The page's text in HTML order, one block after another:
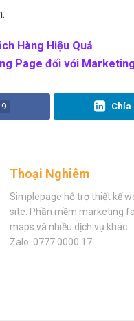
Hàng Hiệu Quả
Page đối với
9 Chỉa
Thoại Nghiêm
Simplepage hỗ trợ thiết kế
site. Phần mềm marketing
maps và nhiều dịch vụ khác....
Zalo: 0777.0000.17